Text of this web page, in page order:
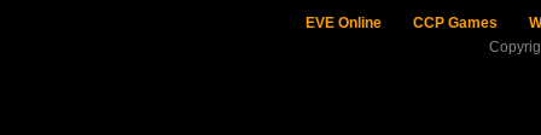
EVE Online CCP Games